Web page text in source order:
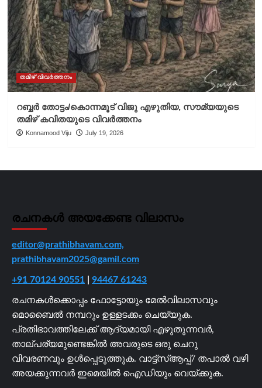
തമിഴ് വിവർത്തനം
റബ്ബർ തോട്ടം/കൊന്നമൂട് വിജു എഴുതിയ, സൗമ്യയുടെ
തമിഴ് കവിതയുടെ വിവർത്തനം
Konnamood Viju July 19, 2026
രചനകൾ അയക്കേണ്ട വിലാസം
editor@prathibhavam.com,
prathibhavam2025@gamil.com
+91 70124 90551 94467 61243
രചനകൾക്കൊപ്പം ഫോട്ടോയും മേൽവിലാസവും
മൊബൈൽ നമ്പറും ഉള്ളടക്കം ചെയ്യുക.
പ്രതിഭാവത്തിലേക്ക് ആദ്യമായി എഴുതുന്നവർ,
താല്പര്യമുണ്ടെങ്കിൽ അവരുടെ ഒരു ചെറു
വിവരണവും ഉൾപ്പെടുത്തുക. വാട്ട്സ്ആപ്പ്/ തപാൽ വഴി
അയക്കുന്നവർ ഇമെയിൽ ഐഡിയും വെയ്ക്കുക.